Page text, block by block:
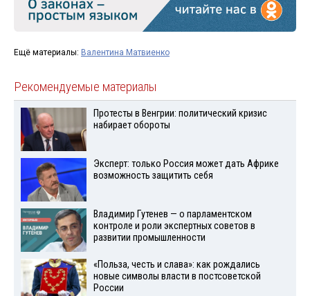
Ещё материалы: Валентина Матвиенко
Рекомендуемые материалы
Протесты в Венгрии: политический кризис
набирает обороты
Эксперт: только Россия может дать Африке
возможность защитить себя
Владимир Гутенев — о парламентском
контроле и роли экспертных советов в
развитии промышленности
«Польза, честь и слава»: как рождались
новые символы власти в постсоветской
России